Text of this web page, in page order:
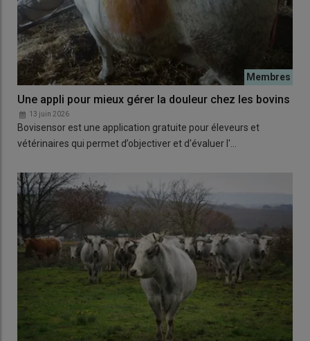
Une appli pour mieux gérer la douleur chez les bovins
13 juin 2026
Bovisensor est une application gratuite pour éleveurs et
vétérinaires qui permet d’objectiver et d'évaluer l'…